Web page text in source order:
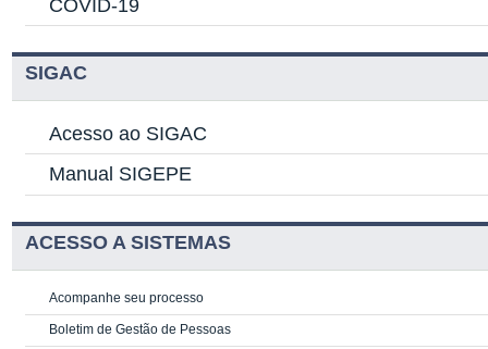
COVID-19
SIGAC
Acesso ao SIGAC
Manual SIGEPE
ACESSO A SISTEMAS
Acompanhe seu processo
Boletim de Gestão de Pessoas